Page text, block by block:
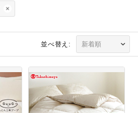
並べ替え: